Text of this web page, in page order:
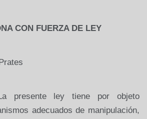
CON FUERZA DE LEY
presente ley tiene por objeto
adecuados de manipulación,